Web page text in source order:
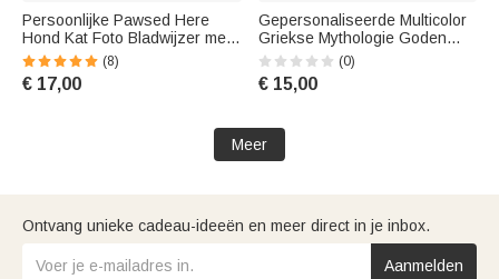
Persoonlijke Pawsed Here
Hond Kat Foto Bladwijzer met
Kwastje en Naam
Schoolbenodigdheden
Verjaardag Verjaardag
(8)
€ 17,00
Gepersonaliseerde Multicolor
Griekse Mythologie Goden
Magnetische Bladwijzer Clip
met Naam Verjaardagscadeau
voor liefhebbers van boeken
(0)
€ 15,00
Meer
Ontvang unieke cadeau-ideeën en meer direct in je inbox.
Aanmelden